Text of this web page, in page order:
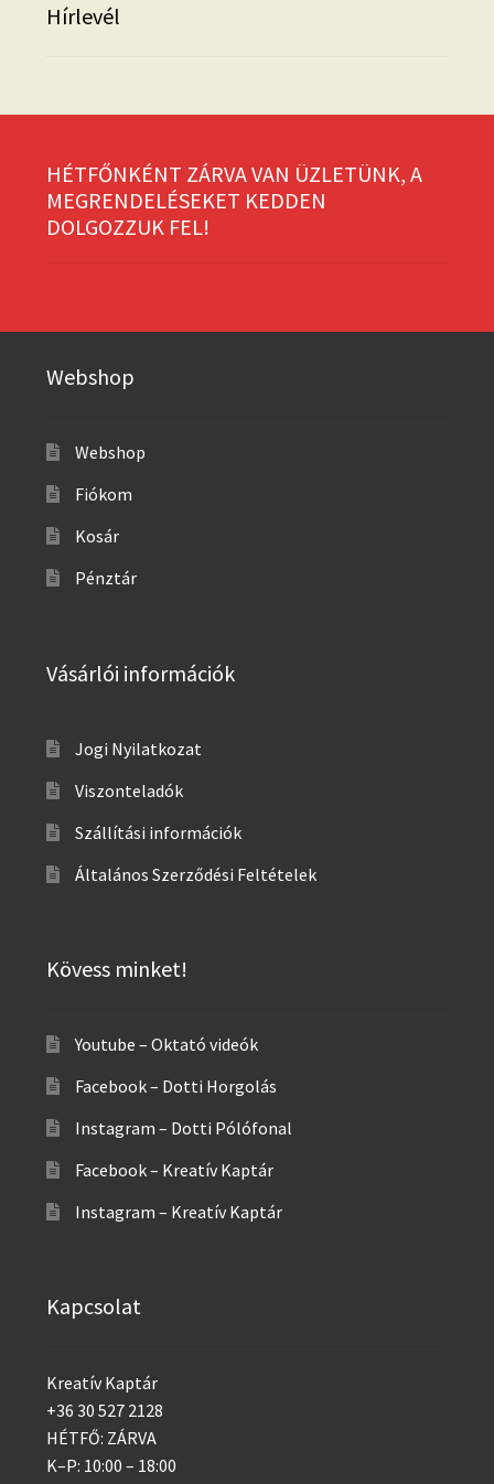
Hírlevél
HÉTFŐNKÉNT ZÁRVA VAN ÜZLETÜNK, A
MEGRENDELÉSEKET KEDDEN
DOLGOZZUK FEL!
Webshop
Webshop
Fiókom
Kosár
Pénztár
Vásárlói információk
Jogi Nyilatkozat
Viszonteladók
Szállítási információk
Általános Szerződési Feltételek
Kövess minket!
Youtube – Oktató videók
Facebook – Dotti Horgolás
Instagram – Dotti Pólófonal
Facebook – Kreatív Kaptár
Instagram – Kreatív Kaptár
Kapcsolat
Kreatív Kaptár
+36 30 527 2128
HÉTFŐ: ZÁRVA
K–P: 10:00 – 18:00